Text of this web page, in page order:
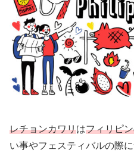
レチョンカワリはフィリピ
い事やフェスティバルの際